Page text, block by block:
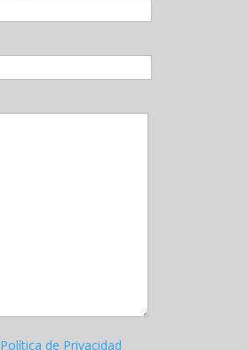
Política de Privacidad